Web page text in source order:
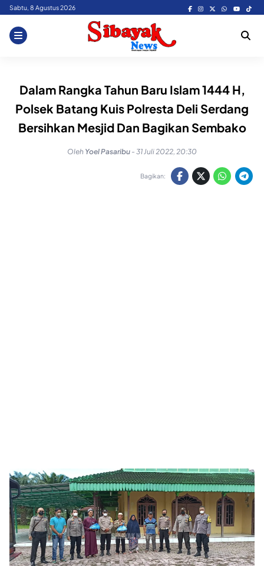
Skip
content
Sabtu, 8 Agustus 2026
Dalam Rangka Tahun Baru Islam 1444 H,
Polsek Batang Kuis Polresta Deli Serdang
Bersihkan Mesjid Dan Bagikan Sembako
Oleh Yoel Pasaribu - 31 Juli 2022, 20:30
Bagikan: